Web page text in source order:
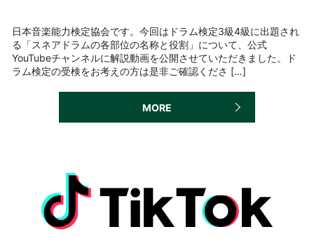
日本音楽能力検定協会です。今回はドラム検定3級4級に出題され
る「スネアドラムの各部位の名称と役割」について、公式
YouTubeチャンネルに解説動画を公開させていただきました。ド
ラム検定の受検をお考えの方は是非ご確認くださ […]
MORE